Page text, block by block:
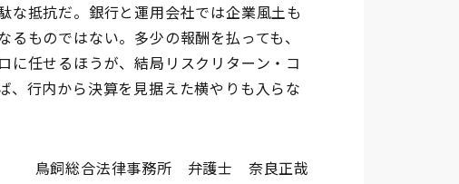
な抵抗だ。銀行と運用会社では企業風土も
ものではない。多少の報酬を払っても、
任せるほうが、結局リスクリターン・コ
、行内から決算を見据えた横やりも入らな
鳥飼総合法律事務所 弁護士 奈良正哉